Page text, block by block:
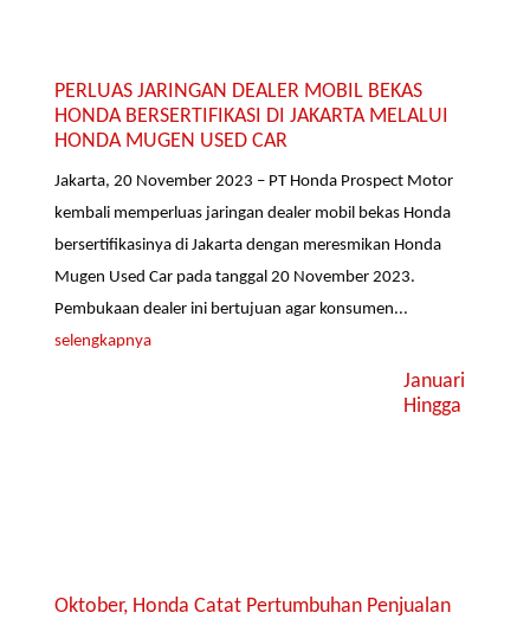
PERLUAS JARINGAN DEALER MOBIL BEKAS
HONDA BERSERTIFIKASI DI JAKARTA MELALUI
HONDA MUGEN USED CAR
Jakarta, 20 November 2023 – PT Honda Prospect Motor
kembali memperluas jaringan dealer mobil bekas Honda
bersertifikasinya di Jakarta dengan meresmikan Honda
Mugen Used Car pada tanggal 20 November 2023.
Pembukaan dealer ini bertujuan agar konsumen...
selengkapnya
Januari
Hingga
Oktober, Honda Catat Pertumbuhan Penjualan